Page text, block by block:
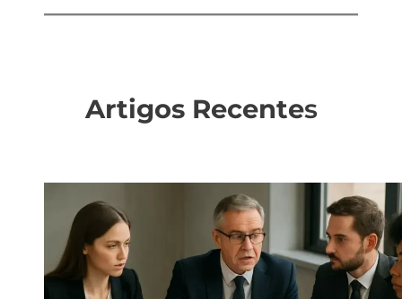
Artigos Recentes